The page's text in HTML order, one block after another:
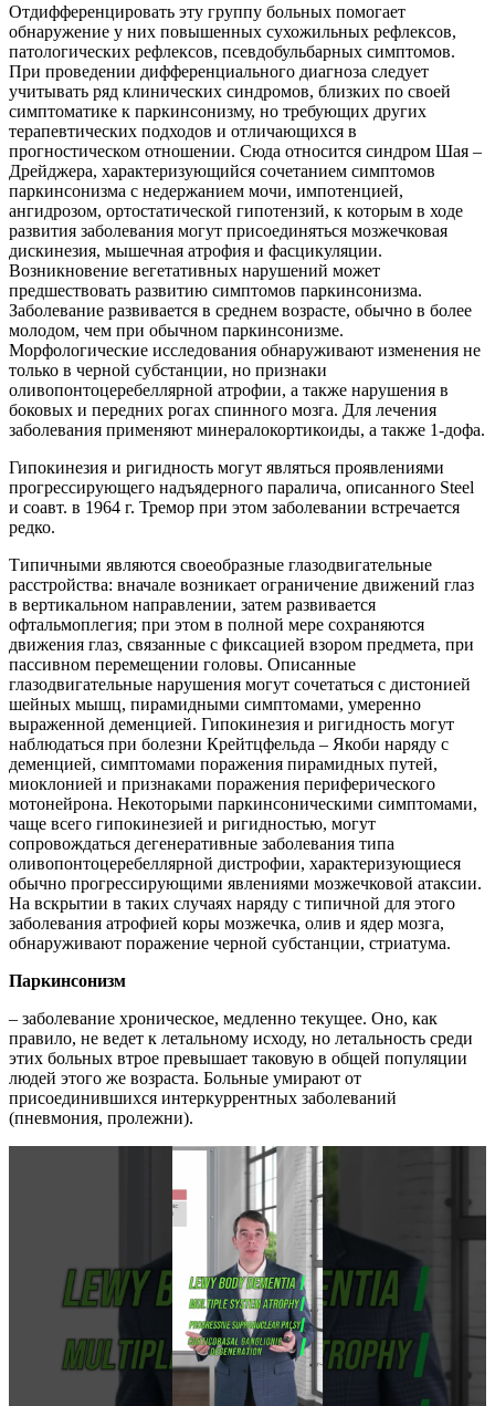
Отдифференцировать эту группу больных помогает
обнаружение у них повышенных сухожильных рефлексов,
патологических рефлексов, псевдобульбарных симптомов.
При проведении дифференциального диагноза следует
учитывать ряд клинических синдромов, близких по своей
симптоматике к паркинсонизму, но требующих других
терапевтических подходов и отличающихся в
прогностическом отношении. Сюда относится синдром Шая –
Дрейджера, характеризующийся сочетанием симптомов
паркинсонизма с недержанием мочи, импотенцией,
ангидрозом, ортостатической гипотензий, к которым в ходе
развития заболевания могут присоединяться мозжечковая
дискинезия, мышечная атрофия и фасцикуляции.
Возникновение вегетативных нарушений может
предшествовать развитию симптомов паркинсонизма.
Заболевание развивается в среднем возрасте, обычно в более
молодом, чем при обычном паркинсонизме.
Морфологические исследования обнаруживают изменения не
только в черной субстанции, но признаки
оливопонтоцеребеллярной атрофии, а также нарушения в
боковых и передних рогах спинного мозга. Для лечения
заболевания применяют минералокортикоиды, а также 1-дофа.
Гипокинезия и ригидность могут являться проявлениями
прогрессирующего надъядерного паралича, описанного Steel
и соавт. в 1964 г. Тремор при этом заболевании встречается
редко.
Типичными являются своеобразные глазодвигательные
расстройства: вначале возникает ограничение движений глаз
в вертикальном направлении, затем развивается
офтальмоплегия; при этом в полной мере сохраняются
движения глаз, связанные с фиксацией взором предмета, при
пассивном перемещении головы. Описанные
глазодвигательные нарушения могут сочетаться с дистонией
шейных мышц, пирамидными симптомами, умеренно
выраженной деменцией. Гипокинезия и ригидность могут
наблюдаться при болезни Крейтцфельда – Якоби наряду с
деменцией, симптомами поражения пирамидных путей,
миоклонией и признаками поражения периферического
мотонейрона. Некоторыми паркинсоническими симптомами,
чаще всего гипокинезией и ригидностью, могут
сопровождаться дегенеративные заболевания типа
оливопонтоцеребеллярной дистрофии, характеризующиеся
обычно прогрессирующими явлениями мозжечковой атаксии.
На вскрытии в таких случаях наряду с типичной для этого
заболевания атрофией коры мозжечка, олив и ядер мозга,
обнаруживают поражение черной субстанции, стриатума.
Паркинсонизм
– заболевание хроническое, медленно текущее. Оно, как
правило, не ведет к летальному исходу, но летальность среди
этих больных втрое превышает таковую в общей популяции
людей этого же возраста. Больные умирают от
присоединившихся интеркуррентных заболеваний
(пневмония, пролежни).